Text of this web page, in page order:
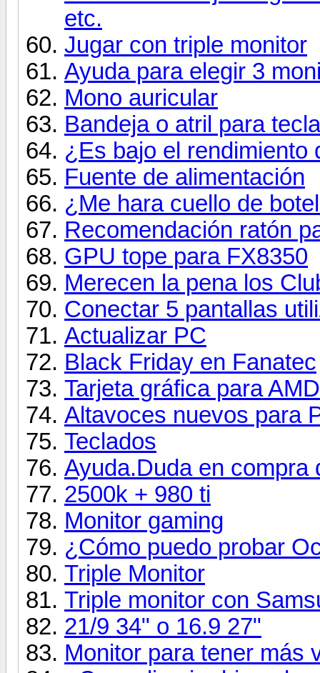
etc.
Jugar con triple monitor
Ayuda para elegir 3
Mono auricular
Bandeja o atril para
¿Es bajo el rendimiento
Fuente de alimentación
¿Me hara cuello de
Recomendación ratón
GPU tope para FX8350
Merecen la pena los
Conectar 5 pantallas
Actualizar PC
Black Friday en Fanatec
Tarjeta gráfica para
Altavoces nuevos para
Teclados
Ayuda.Duda en compra
2500k + 980 ti
Monitor gaming
¿Cómo puedo probar
Triple Monitor
Triple monitor con
21/9 34" o 16.9 27"
Monitor para tener más